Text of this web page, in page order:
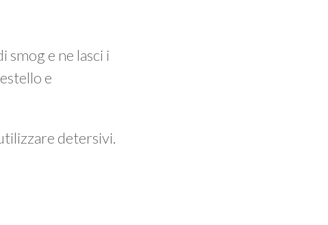
smog e ne lasci i
e
detersivi.